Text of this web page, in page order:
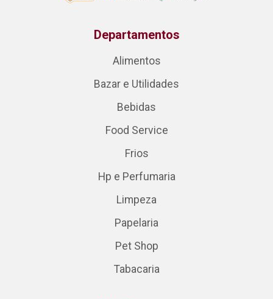
Departamentos
Alimentos
Bazar e Utilidades
Bebidas
Food Service
Frios
Hp e Perfumaria
Limpeza
Papelaria
Pet Shop
Tabacaria